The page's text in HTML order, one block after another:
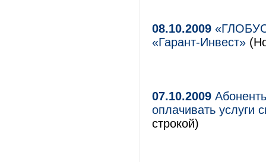
08.10.2009
«Гарант-Инвест»
07.10.2009
оплачивать услуги
строкой)